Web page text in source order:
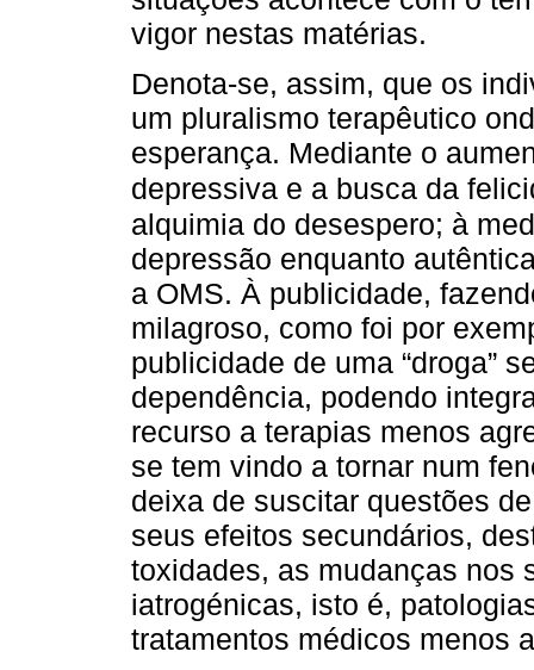
vigor nestas matérias.
Denota-se, assim, que os
um pluralismo terapêutico
esperança. Mediante o
depressiva e a busca da
alquimia do desespero; à
depressão enquanto
a OMS. À publicidade,
milagroso, como foi por
publicidade de uma “droga”
dependência, podendo
recurso a terapias menos
se tem vindo a tornar num
deixa de suscitar questões
seus efeitos secundários,
toxidades, as mudanças nos
iatrogénicas, isto é,
tratamentos médicos menos